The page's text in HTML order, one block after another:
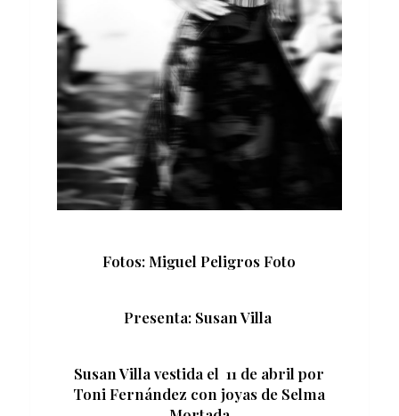
Fotos: Miguel Peligros Foto
Presenta: Susan Villa
Susan Villa vestida el 11 de abril por
Toni Fernández con joyas de Selma